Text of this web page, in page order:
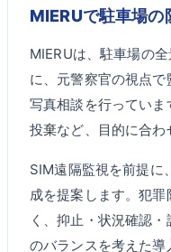
MIERUで駐車場の
MIERUは、駐車場の
に、元警察官の視点
写真相談を行ってい
投棄など、目的に合わ
SIM遠隔監視を前提に
成を提案します。犯
く、抑止・状況確認
のバランスを考えた導